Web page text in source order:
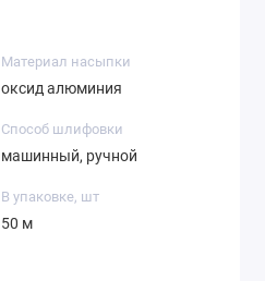
Материал насыпки
оксид алюминия
Способ шлифовки
машинный, ручной
В упаковке, шт
50 м